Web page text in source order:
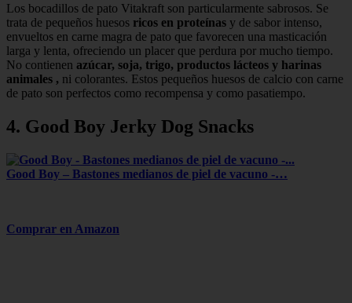
Los bocadillos de pato Vitakraft son particularmente sabrosos. Se
trata de pequeños huesos ricos en proteínas y de sabor intenso,
envueltos en carne magra de pato que favorecen una masticación
larga y lenta, ofreciendo un placer que perdura por mucho tiempo.
No contienen azúcar, soja, trigo, productos lácteos y harinas
animales , ni colorantes. Estos pequeños huesos de calcio con carne
de pato son perfectos como recompensa y como pasatiempo.
4. Good Boy Jerky Dog Snacks
Good Boy – Bastones medianos de piel de vacuno -…
Comprar en Amazon